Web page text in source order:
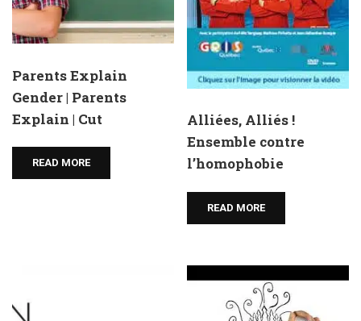
Parents Explain
Gender | Parents
Explain | Cut
READ MORE
Alliées, Alliés !
Ensemble contre
l’homophobie
READ MORE